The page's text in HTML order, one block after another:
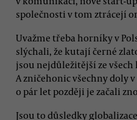
společnosti v tom ztrácejí
Uvažme třeba horníky v
slýchali, že kutají černé
jsou nejdůležitější ze všech
A zničehonic všechny doly
o pár let později je začali
Jsou to důsledky